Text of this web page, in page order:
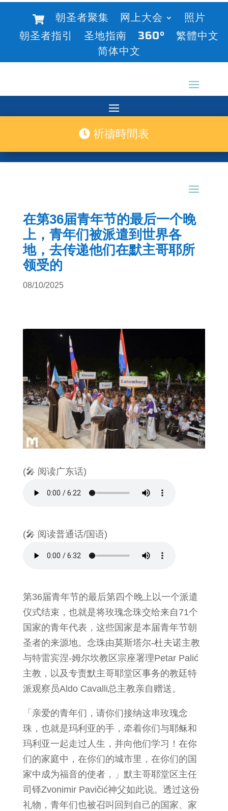
朝圣者聚集 网上大会
照片
朝圣者指引
圣地指南 360°
繁體中文
简体中文
祈禱時間表
在第36届青年节的最后一个晚
上，青年们被派遣到世界各
地，去传递他们在默主哥耶所
领受的
08/10/2025
(🎤 阅读广东话)
(🎤 阅读普通话/国语)
第36届青年节的最后第四个晚上以一个派遣
仪式结束，也就是将玫瑰念珠交给来自71个
国家的青年代表，这些国家是本届青年节朝
圣者的来源地。念珠由莫斯塔尔-杜夫诺主教
与特雷宾涅-姆尔坎教区宗座署理Petar Palić
主教，以及专责默主哥耶堂区事务的教廷特
派观察员Aldo Cavalli总主教亲自赠送。
「亲爱的青年们，请你们接纳这串玫瑰念
珠，也就是玛利亚的手，牵着你们与耶稣和
玛利亚一起走过人生，并向他们学习！在你
们的家庭中，在你们的城市里，在你们的国
家中成为福音的使者，」默主哥耶堂区主任
司铎Zvonimir Pavičić神父如此说。透过这份
礼物，青年们也被召叫回到自己的国家、家